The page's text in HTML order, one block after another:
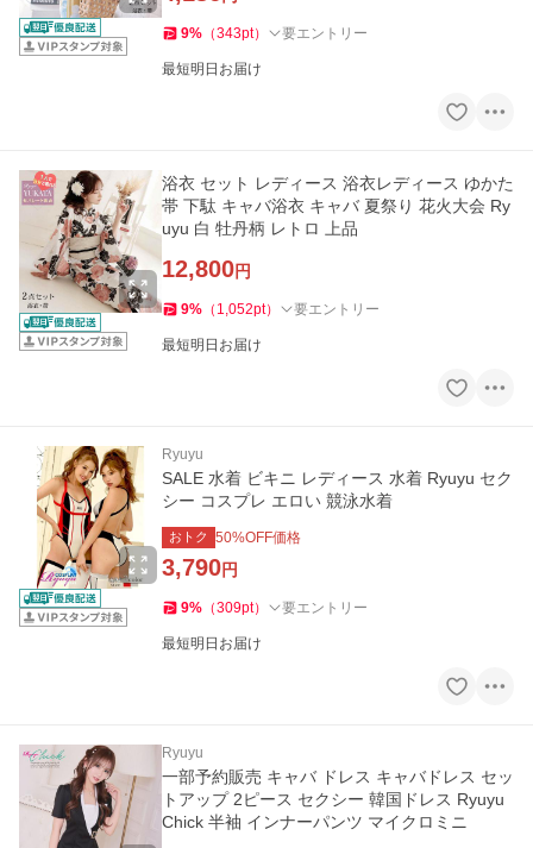
9% （343pt） 要エントリー
最短明日お届け
浴衣 セット レディース 浴衣レディース ゆかた
帯 下駄 キャバ浴衣 キャバ 夏祭り 花火大会 Ry
uyu 白 牡丹柄 レトロ 上品
12,800円
9% （ 1,052pt） 要エントリー
最短明日お届け
Ryuyu
SALE 水着 ビキニ レディース 水着 Ryuyu セク
シー コスプレ エロい 競泳水着
おトク 50%OFF価格
3,790円
9% （309pt） 要エントリー
最短明日お届け
Ryuyu
一部予約販売 キャバ ドレス キャバドレス セッ
トアップ 2ピース セクシー 韓国ドレス Ryuyu
Chick 半袖 インナーパンツ マイクロミニ